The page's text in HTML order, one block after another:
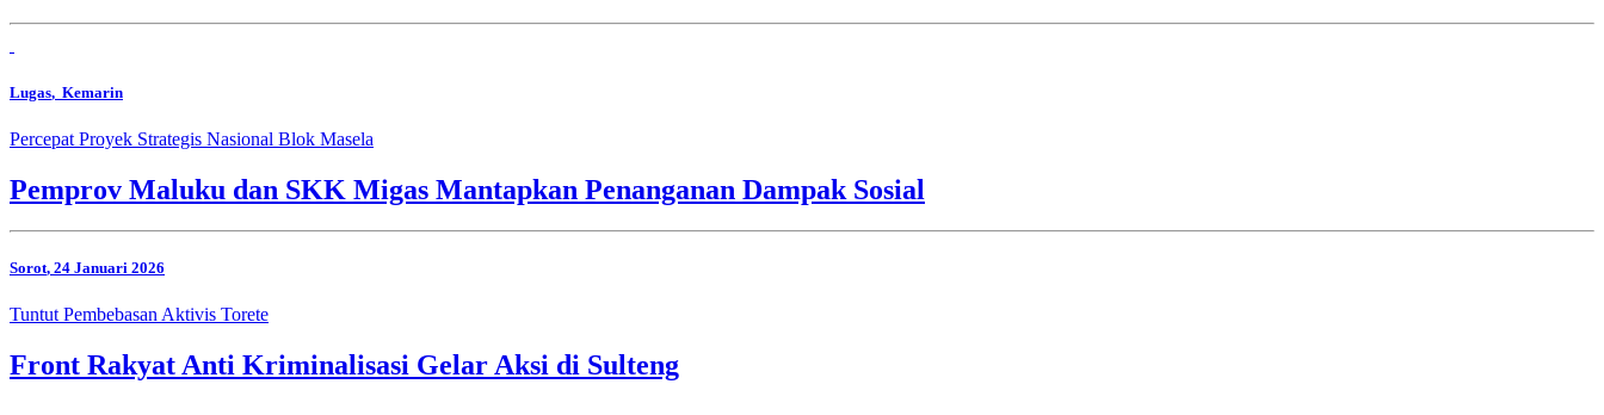
Lugas, Kemarin
Percepat Proyek Strategis Nasional Blok Masela
Pemprov Maluku dan SKK Migas Mantapkan Penanganan Dampak Sosial
Sorot, 24 Januari 2026
Tuntut Pembebasan Aktivis Torete
Front Rakyat Anti Kriminalisasi Gelar Aksi di Sulteng